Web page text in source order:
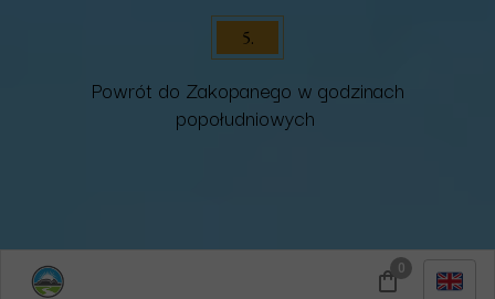
Powrót do Zakopanego w godzinach
popołudniowych
5.